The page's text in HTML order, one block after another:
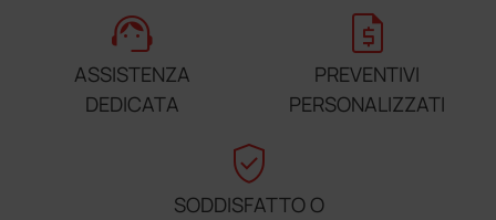
support_agent
ASSISTENZA
DEDICATA
request_quote
PREVENTIVI
PERSONALIZZATI
verified_user
SODDISFATTO O